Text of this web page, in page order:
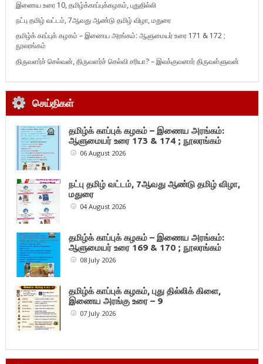
இணைய உரை 10, தமிழ்க்காப்புக்கழகம், புதுதில்லி
நட்பு தமிழ் வட்டம், 7ஆவது ஆண்டு தமிழ் விழா, மதுரை
தமிழ்க் காப்புக் கழகம் – இணைய அரங்கம்: ஆளுமையர் உரை 171 & 172 ;
நூலரங்கம்
திருவளர்ச் செல்வன், திருவளர்ச் செல்வி சரியா? – இலக்குவனார் திருவள்ளுவன்
செய்திகள்
தமிழ்க் காப்புக் கழகம் – இணைய அரங்கம்:
ஆளுமையர் உரை 173 & 174 ; நூலரங்கம்
06 August 2026
நட்பு தமிழ் வட்டம், 7ஆவது ஆண்டு தமிழ் விழா,
மதுரை
04 August 2026
தமிழ்க் காப்புக் கழகம் – இணைய அரங்கம்:
ஆளுமையர் உரை 169 & 170 ; நூலரங்கம்
08 July 2026
தமிழ்க் காப்புக் கழகம், புது தில்லிக் கிளை,
இணைய அரங்கு உரை – 9
07 July 2026